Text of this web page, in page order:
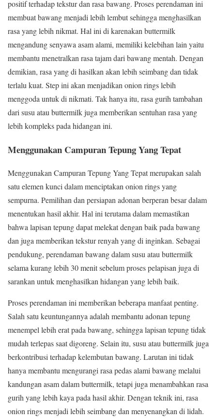
positif terhadap tekstur dan rasa bawang. Proses perendaman ini
membuat bawang menjadi lebih lembut sehingga menghasilkan
rasa yang lebih nikmat. Hal ini di karenakan buttermilk
mengandung senyawa asam alami, memiliki kelebihan lain yaitu
membantu menetralkan rasa tajam dari bawang mentah. Dengan
demikian, rasa yang di hasilkan akan lebih seimbang dan tidak
terlalu kuat. Step ini akan menjadikan onion rings lebih
menggoda untuk di nikmati. Tak hanya itu, rasa gurih tambahan
dari susu atau buttermilk juga memberikan sentuhan rasa yang
lebih kompleks pada hidangan ini.
Menggunakan Campuran Tepung Yang Tepat
Menggunakan Campuran Tepung Yang Tepat merupakan salah
satu elemen kunci dalam menciptakan onion rings yang
sempurna. Pemilihan dan persiapan adonan berperan besar dalam
menentukan hasil akhir. Hal ini terutama dalam memastikan
bahwa lapisan tepung dapat melekat dengan baik pada bawang
dan juga memberikan tekstur renyah yang di inginkan. Sebagai
pendukung, perendaman bawang dalam susu atau buttermilk
selama kurang lebih 30 menit sebelum proses pelapisan juga di
sarankan untuk menghasilkan hidangan yang lebih baik.
Proses perendaman ini memberikan beberapa manfaat penting.
Salah satu keuntungannya adalah membantu adonan tepung
menempel lebih erat pada bawang, sehingga lapisan tepung tidak
mudah terlepas saat digoreng. Selain itu, susu atau buttermilk juga
berkontribusi terhadap kelembutan bawang. Larutan ini tidak
hanya membantu mengurangi rasa pedas alami bawang melalui
kandungan asam dalam buttermilk, tetapi juga menambahkan rasa
gurih yang lebih kaya pada hasil akhir. Dengan teknik ini, rasa
onion rings menjadi lebih seimbang dan menyenangkan di lidah.